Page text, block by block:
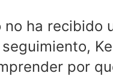
ha recibido
por